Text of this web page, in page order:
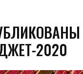
2020